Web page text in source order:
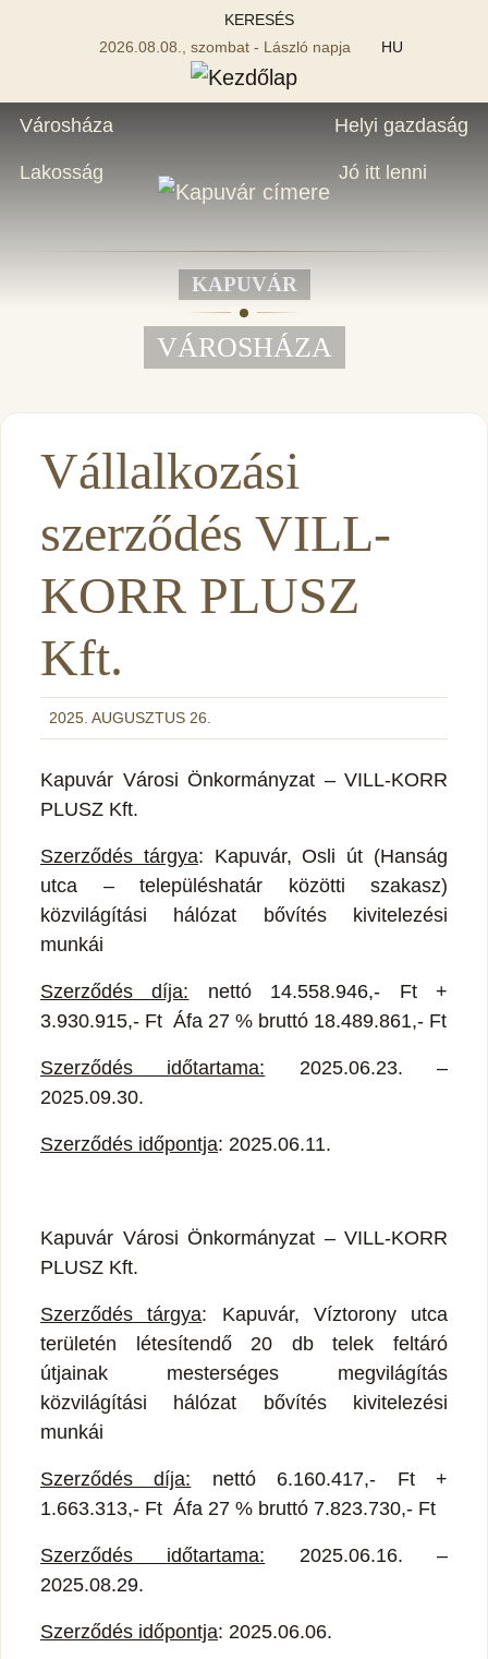
KERESÉS
2026.08.08., szombat - László napja
HU
Városháza
Lakosság
Helyi gazdaság
Jó itt lenni
KAPUVÁR
VÁROSHÁZA
Vállalkozási
szerződés VILL-
KORR PLUSZ
Kft.
2025. AUGUSZTUS 26.
Kapuvár Városi Önkormányzat – VILL-KORR
PLUSZ Kft.
Szerződés tárgya: Kapuvár, Osli út (Hanság
utca – településhatár közötti szakasz)
közvilágítási hálózat bővítés kivitelezési
munkái
Szerződés díja: nettó 14.558.946,- Ft +
3.930.915,- Ft Áfa 27 % bruttó 18.489.861,- Ft
Szerződés időtartama: 2025.06.23. –
2025.09.30.
Szerződés időpontja: 2025.06.11.
Kapuvár Városi Önkormányzat – VILL-KORR
PLUSZ Kft.
Szerződés tárgya: Kapuvár, Víztorony utca
területén létesítendő 20 db telek feltáró
útjainak mesterséges megvilágítás
közvilágítási hálózat bővítés kivitelezési
munkái
Szerződés díja: nettó 6.160.417,- Ft +
1.663.313,- Ft Áfa 27 % bruttó 7.823.730,- Ft
Szerződés időtartama: 2025.06.16. –
2025.08.29.
Szerződés időpontja: 2025.06.06.